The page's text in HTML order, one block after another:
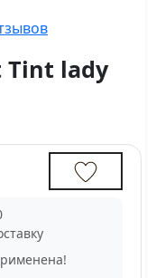
Tint lady